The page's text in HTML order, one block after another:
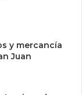
y mercancía
Juan